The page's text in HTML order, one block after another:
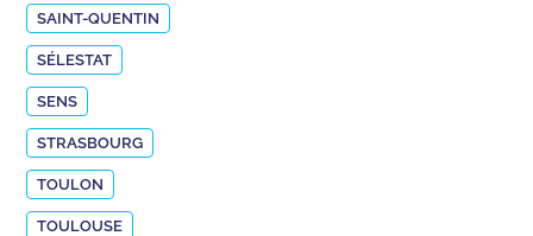
SAINT-QUENTIN
SÉLESTAT
SENS
STRASBOURG
TOULON
TOULOUSE